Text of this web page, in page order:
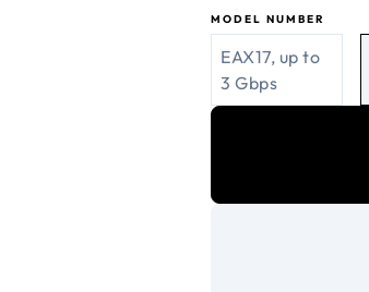
MODEL NUMBER
EAX17, up to
3 Gbps